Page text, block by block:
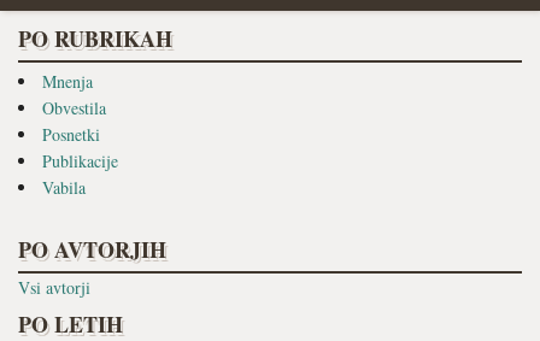
PO RUBRIKAH
Mnenja
Obvestila
Posnetki
Publikacije
Vabila
PO AVTORJIH
Vsi avtorji
PO LETIH